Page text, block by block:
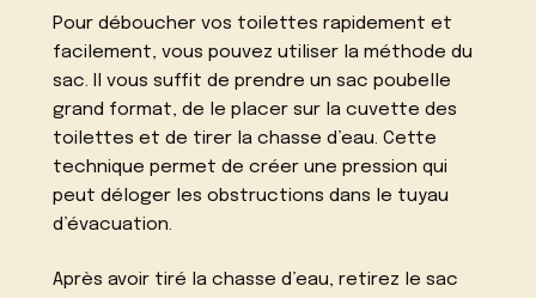
Pour déboucher vos toilettes rapidement et
facilement, vous pouvez utiliser la méthode du
sac. Il vous suffit de prendre un sac poubelle
grand format, de le placer sur la cuvette des
toilettes et de tirer la chasse d’eau. Cette
technique permet de créer une pression qui
peut déloger les obstructions dans le tuyau
d’évacuation.
Après avoir tiré la chasse d’eau, retirez le sac